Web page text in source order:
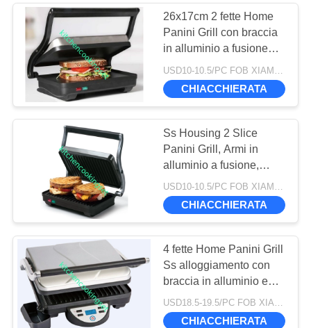
26x17cm 2 fette Home
Panini Grill con braccia
in alluminio a fusione
stampata Certificato
CETL
USD10-10.5/PC FOB XIAMEN MOQ:1785 PZ
CHIACCHIERATA
Ss Housing 2 Slice
Panini Grill, Armi in
alluminio a fusione,
Panini Grill Maker
USD10-10.5/PC FOB XIAMEN MOQ:1785 PZ
CHIACCHIERATA
4 fette Home Panini Grill
Ss alloggiamento con
braccia in alluminio e
display LCD controllo
digitale
USD18.5-19.5/PC FOB XIAMEN MOQ:1334PZ
CHIACCHIERATA